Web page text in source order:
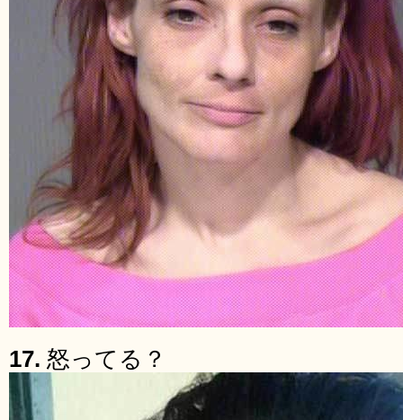
17. 怒ってる？